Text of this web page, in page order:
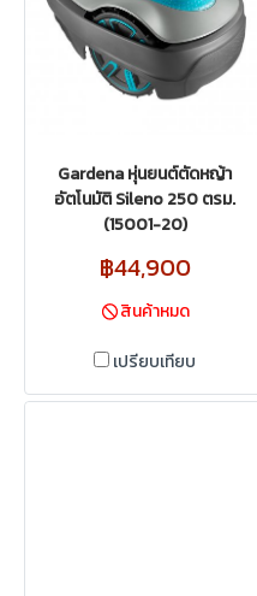
Gardena หุ่นยนต์ตัดหญ้า
อัตโนมัติ Sileno 250 ตรม.
(15001-20)
฿44,900
สินค้าหมด
เปรียบเทียบ